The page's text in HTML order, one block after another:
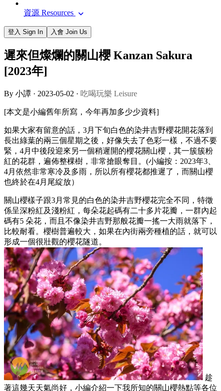
資源 Resources
登入 Sign In 入會 Join Us
遲來但燦爛的關山櫻 Kanzan Sakura
[2023年]
By 小譚 · 2023-05-02 · 吃喝玩樂 Leisure
[本文是小編舊年所寫，今年再加多少少資料]
如果大家有留意的話，3月下旬白色的染井吉野櫻花開花落到
長出綠葉的兩三個星期之後，好像失去了色彩一樣，不過不要
緊，4月中後段迎來另一個稍遲開的櫻花關山櫻，其一簇簇粉
紅的花群，遍佈整棵樹，非常搶眼奪目。(小編按：2023年3、
4月依然非常寒冷及多雨，所以所有櫻花都推遲了，而關山櫻
也終於在4月尾綻放）
關山櫻樣子跟3月常見的白色的染井吉野櫻花完全不同，特徵
係呈深粉紅及淺粉紅，每朵花起碼有二十多片花瓣，一群內起
碼有5 朵花，而且不像染井吉野那般花瓣一搖一大雨就落下，
比較耐看。櫻樹普遍較大，如果在內街兩旁種植的話，就可以
形成一個很壯觀的櫻花隧道。
趁
著這幾天天氣尚好，小編介紹一下我所知的關山櫻熱點等各位